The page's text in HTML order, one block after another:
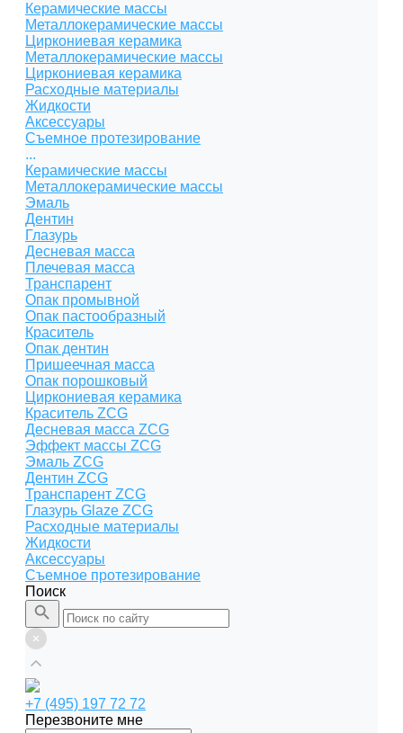
Керамические массы
Металлокерамические массы
Циркониевая керамика
Металлокерамические массы
Циркониевая керамика
Расходные материалы
Жидкости
Аксессуары
Съемное протезирование
...
Керамические массы
Металлокерамические массы
Эмаль
Дентин
Глазурь
Десневая масса
Плечевая масса
Транспарент
Опак промывной
Опак пастообразный
Краситель
Опак дентин
Пришеечная масса
Опак порошковый
Циркониевая керамика
Краситель ZCG
Десневая масса ZCG
Эффект массы ZCG
Эмаль ZCG
Дентин ZCG
Транспарент ZCG
Глазурь Glaze ZCG
Расходные материалы
Жидкости
Аксессуары
Съемное протезирование
Поиск
+7 (495) 197 72 72
Перезвоните мне